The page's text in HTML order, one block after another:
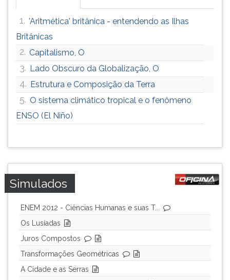
1. 'Aritmética' britânica - entendendo as Ilhas
Britânicas
2. Capitalismo, O
3. Lado Obscuro da Globalização, O
4. Estrutura e Composição da Terra
5. O sistema climático tropical e o fenômeno
ENSO (El Niño)
Simulados
ENEM 2012 - Ciências Humanas e suas T...
Os Lusíadas
Juros Compostos
Transformações Geométricas
A Cidade e as Serras